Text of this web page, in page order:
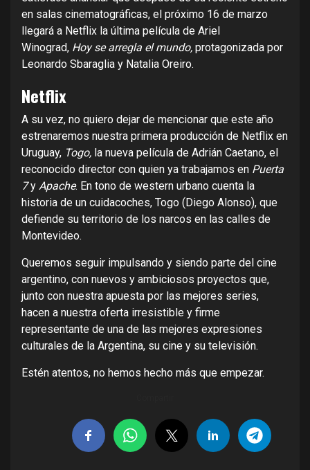
en salas cinematográficas, el próximo 16 de marzo
llegará a Netflix la última película de Ariel
Winograd, Hoy se arregla el mundo, protagonizada por
Leonardo Sbaraglia y Natalia Oreiro.
Netflix
A su vez, no quiero dejar de mencionar que este año
estrenaremos nuestra primera producción de Netflix en
Uruguay, Togo, la nueva película de Adrián Caetano, el
reconocido director con quien ya trabajamos en Puerta
7y Apache. En tono de western urbano cuenta la
historia de un cuidacoches, Togo (Diego Alonso), que
defiende su territorio de los narcos en las calles de
Montevideo.
Queremos seguir impulsando y siendo parte del cine
argentino, con nuevos y ambiciosos proyectos que,
junto con nuestra apuesta por las mejores series,
hacen a nuestra oferta irresistible y firme
representante de una de las mejores expresiones
culturales de la Argentina, su cine y su televisión.
Estén atentos, no hemos hecho más que empezar.